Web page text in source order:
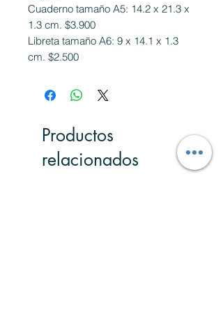
Cuaderno tamaño A5: 14.2 x 21.3 x
1.3 cm. $3.900
Libreta tamaño A6: 9 x 14.1 x 1.3
cm. $2.500
Productos
relacionados